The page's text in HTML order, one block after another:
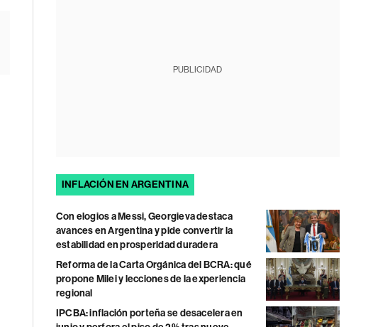
PUBLICIDAD
INFLACIÓN EN ARGENTINA
Con elogios a Messi, Georgieva destaca
avances en Argentina y pide convertir la
estabilidad en prosperidad duradera
Reforma de la Carta Orgánica del BCRA: qué
propone Milei y lecciones de la experiencia
regional
IPCBA: inflación porteña se desacelera en